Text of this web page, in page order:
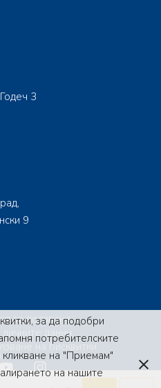
3
9
за ползване
данни
на бисквитки
за да подобри
потребителските
на "Приемам"
на нашите